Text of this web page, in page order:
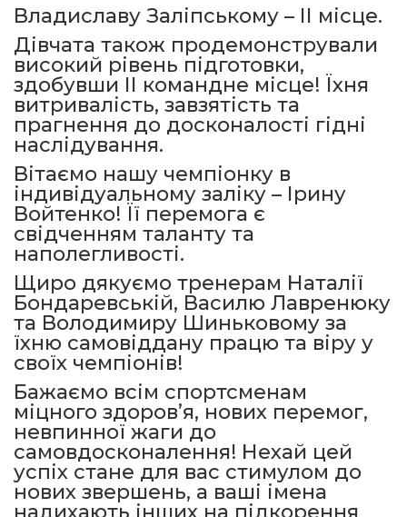
Владиславу Заліпському – ІІ місце.
Дівчата також продемонстрували
високий рівень підготовки,
здобувши ІІ командне місце! Їхня
витривалість, завзятість та
прагнення до досконалості гідні
наслідування.
Вітаємо нашу чемпіонку в
індивідуальному заліку – Ірину
Войтенко! Її перемога є
свідченням таланту та
наполегливості.
Щиро дякуємо тренерам Наталії
Бондаревській, Василю Лавренюку
та Володимиру Шиньковому за
їхню самовіддану працю та віру у
своїх чемпіонів!
Бажаємо всім спортсменам
міцного здоров’я, нових перемог,
невпинної жаги до
самовдосконалення! Нехай цей
успіх стане для вас стимулом до
нових звершень, а ваші імена
надихають інших на підкорення